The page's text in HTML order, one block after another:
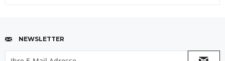
NEWSLETTER